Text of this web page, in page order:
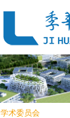
学术委员会